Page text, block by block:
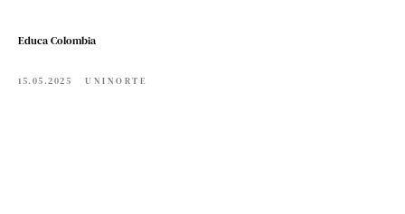
Educa Colombia
15.05.2025 UNINORTE